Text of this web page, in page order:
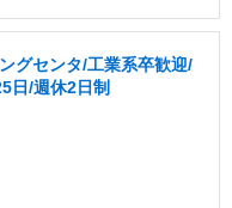
グセンタ/工業系卒歓迎/
日/週休2日制